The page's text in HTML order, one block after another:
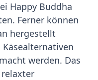
Happy Buddha
Ferner können
hergestellt
werden. Das